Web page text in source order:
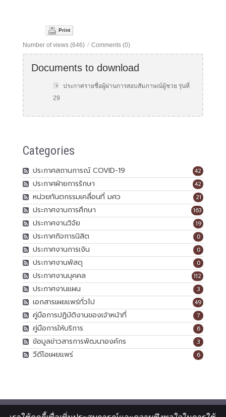
Print
Number of views (646) / Comments (0)
Documents to download
ประกาศรายชื่อผู้ผ่านการสอบสัมภาษณ์ผู้ชวย รุ่นที่
29
Categories
42
ประกาศสถานการณ์ COVID-19
42
ประกาศฝ่ายการรักษา
21
หน่วยทันตกรรมเคลื่อนที่ มศว
163
ประกาศงานการศึกษา
19
ประกาศงานวิจัย
0
ประกาศกิจการนิสิต
0
ประกาศงานการเงิน
0
ประกาศงานพัสดุ
112
ประกาศงานบุคคล
3
ประกาศงานแผน
49
เอกสารเผยแพร่ทั่วไป
7
คู่มือการปฏิบัติงานของเจ้าหน้าที่
6
คู่มือการให้บริการ
3
ข้อมูลข่าวสารการพัฒนาองค์กร
6
วีดีโอเผยแพร่